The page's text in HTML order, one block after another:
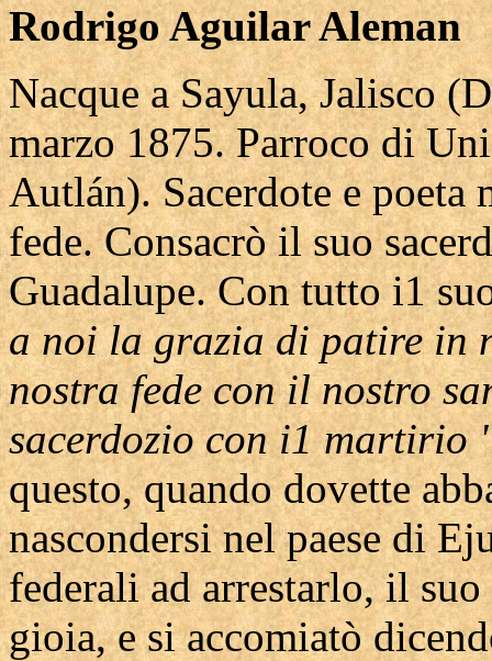
Rodrigo Aguilar Aleman
Nacque a Sayula, Jalisco
marzo 1875. Parroco di
Autlán). Sacerdote e poeta
fede. Consacrò il suo
Guadalupe. Con tutto i1
a noi la grazia di patire in
nostra fede con il nostro
sacerdozio con i1
questo, quando dovette
nascondersi nel paese di
federali ad arrestarlo, il
gioia, e si accomiatò